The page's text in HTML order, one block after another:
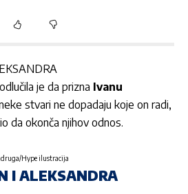
odlučila je da prizna Ivanu
stvari ne dopadaju koje on radi,
da okonča njihov odnos.
Hype ilustracija
I ALEKSANDRA